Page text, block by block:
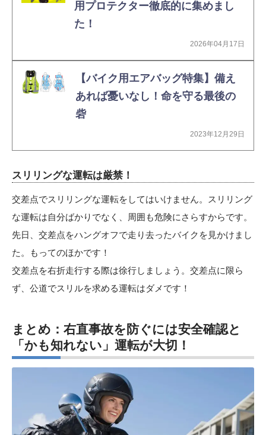
用プロテクター徹底的に集めまし
た！
2026年04月17日
【バイク用エアバッグ特集】備え
あれば憂いなし！命を守る最後の
砦
2023年12月29日
スリリングな運転は厳禁！
交差点でスリリングな運転をしてはいけません。スリリング
な運転は自分ばかりでなく、周囲も危険にさらすからです。
先日、交差点をハングオフで走り去ったバイクを見かけまし
た。もってのほかです！
交差点を右折走行する際は徐行しましょう。交差点に限ら
ず、公道でスリルを求める運転はダメです！
まとめ：右直事故を防ぐには安全確認と
「かも知れない」運転が大切！